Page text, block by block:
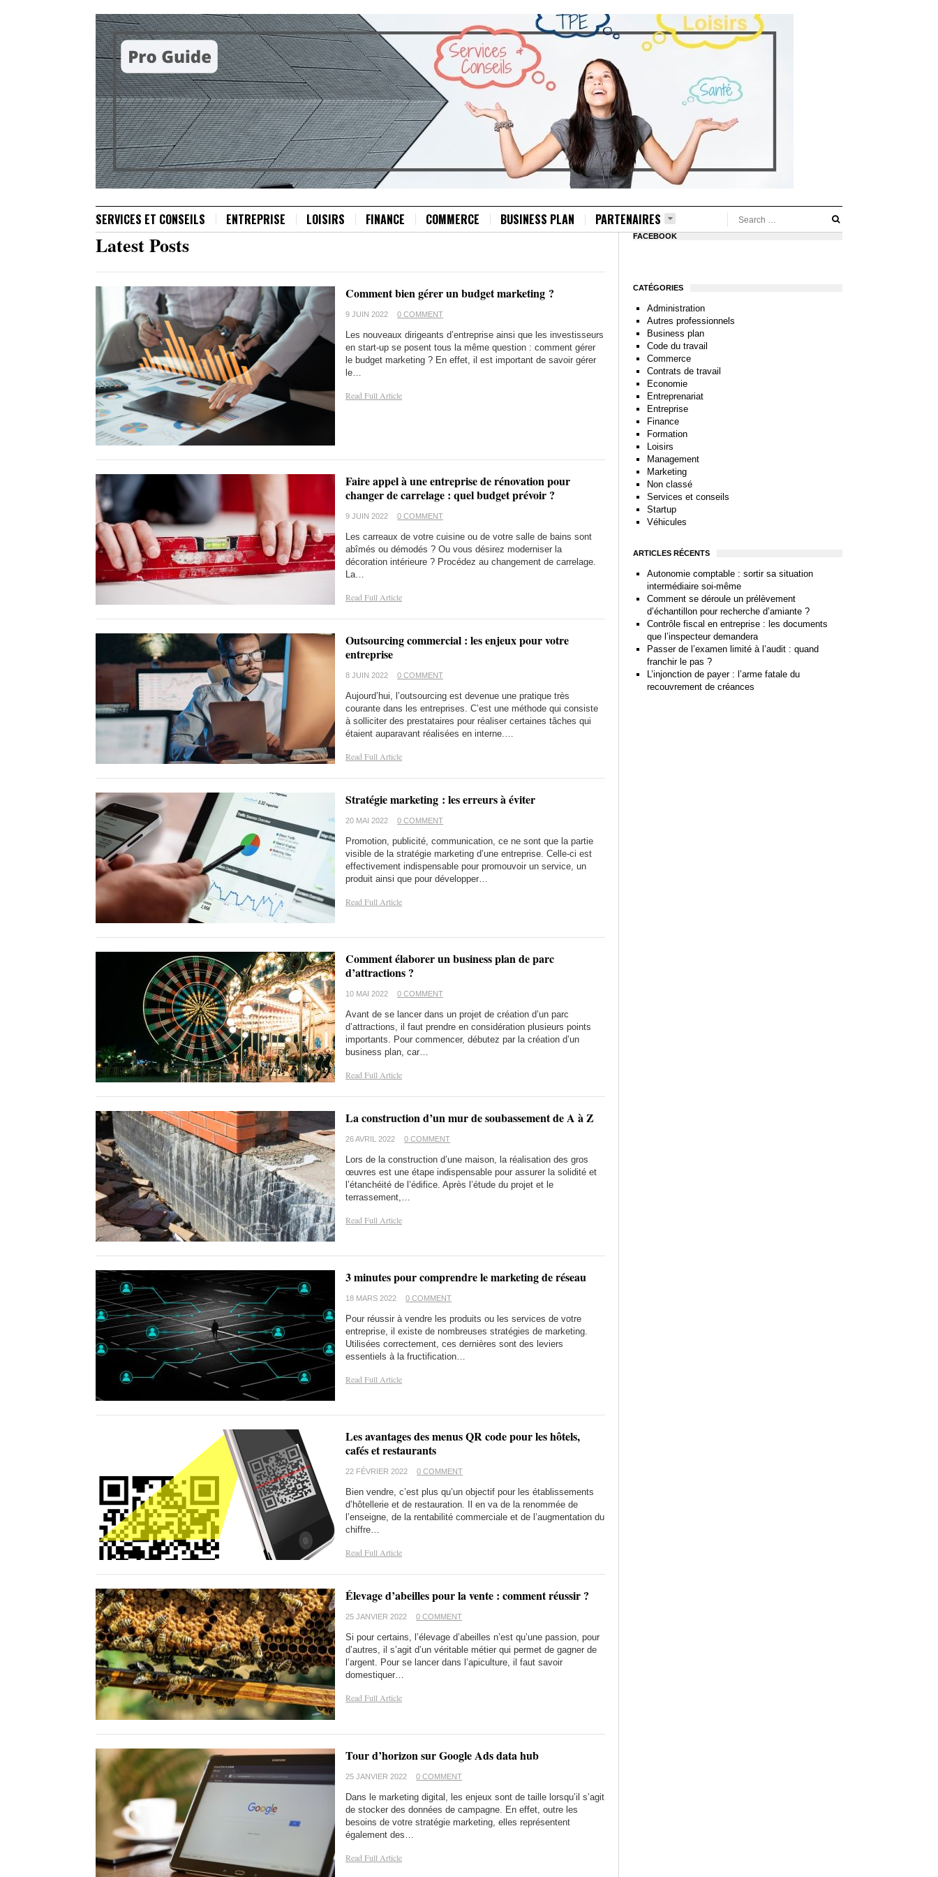
SERVICES ET CONSEILS ENTREPRISE LOISIRS FINANCE COMMERCE BUSINESS PLAN PARTENAIRES
Latest Posts
Comment bien gérer un budget marketing ?
9 JUIN 2022 0 COMMENT
Les nouveaux dirigeants d’entreprise ainsi que les investisseurs
en start-up se posent tous la même question : comment gérer
le budget marketing ? En effet, il est important de savoir gérer
le…
Read Full Article
Faire appel à une entreprise de rénovation pour
changer de carrelage : quel budget prévoir ?
9 JUIN 2022 0 COMMENT
Les carreaux de votre cuisine ou de votre salle de bains sont
abîmés ou démodés ? Ou vous désirez moderniser la
décoration intérieure ? Procédez au changement de carrelage.
La…
Read Full Article
Outsourcing commercial : les enjeux pour votre
entreprise
8 JUIN 2022 0 COMMENT
Aujourd’hui, l’outsourcing est devenue une pratique très
courante dans les entreprises. C’est une méthode qui consiste
à solliciter des prestataires pour réaliser certaines tâches qui
étaient auparavant réalisées en interne.…
Read Full Article
Stratégie marketing : les erreurs à éviter
20 MAI 2022 0 COMMENT
Promotion, publicité, communication, ce ne sont que la partie
visible de la stratégie marketing d’une entreprise. Celle-ci est
effectivement indispensable pour promouvoir un service, un
produit ainsi que pour développer…
Read Full Article
Comment élaborer un business plan de parc
d’attractions ?
10 MAI 2022 0 COMMENT
Avant de se lancer dans un projet de création d’un parc
d’attractions, il faut prendre en considération plusieurs points
importants. Pour commencer, débutez par la création d’un
business plan, car…
Read Full Article
La construction d’un mur de soubassement de A à Z
26 AVRIL 2022 0 COMMENT
Lors de la construction d’une maison, la réalisation des gros
œuvres est une étape indispensable pour assurer la solidité et
l’étanchéité de l’édifice. Après l’étude du projet et le
terrassement,…
Read Full Article
3 minutes pour comprendre le marketing de réseau
18 MARS 2022 0 COMMENT
Pour réussir à vendre les produits ou les services de votre
entreprise, il existe de nombreuses stratégies de marketing.
Utilisées correctement, ces dernières sont des leviers
essentiels à la fructification…
Read Full Article
Les avantages des menus QR code pour les hôtels,
cafés et restaurants
22 FÉVRIER 2022 0 COMMENT
Bien vendre, c’est plus qu’un objectif pour les établissements
d’hôtellerie et de restauration. Il en va de la renommée de
l’enseigne, de la rentabilité commerciale et de l’augmentation du
chiffre…
Read Full Article
Élevage d’abeilles pour la vente : comment réussir ?
25 JANVIER 2022 0 COMMENT
Si pour certains, l’élevage d’abeilles n’est qu’une passion, pour
d’autres, il s’agit d’un véritable métier qui permet de gagner de
l’argent. Pour se lancer dans l’apiculture, il faut savoir
domestiquer…
Read Full Article
Tour d’horizon sur Google Ads data hub
25 JANVIER 2022 0 COMMENT
Dans le marketing digital, les enjeux sont de taille lorsqu’il s’agit
de stocker des données de campagne. En effet, outre les
besoins de votre stratégie marketing, elles représentent
également des…
Read Full Article
FACEBOOK
CATÉGORIES
Administration
Autres professionnels
Business plan
Code du travail
Commerce
Contrats de travail
Economie
Entreprenariat
Entreprise
Finance
Formation
Loisirs
Management
Marketing
Non classé
Services et conseils
Startup
Véhicules
ARTICLES RÉCENTS
Autonomie comptable : sortir sa situation
intermédiaire soi-même
Comment se déroule un prélèvement
d’échantillon pour recherche d’amiante ?
Contrôle fiscal en entreprise : les documents
que l’inspecteur demandera
Passer de l’examen limité à l’audit : quand
franchir le pas ?
L’injonction de payer : l’arme fatale du
recouvrement de créances